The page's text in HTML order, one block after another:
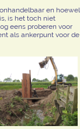
en hoewel
is het toch niet
eens proberen voor
als ankerpunt voor de